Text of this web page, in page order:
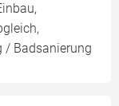
/ Badsanierung